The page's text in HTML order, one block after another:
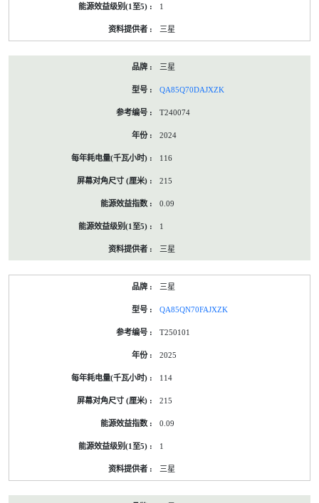
1
三星
三星
QA85Q70DAJXZK
T240074
2024
116
215
0.09
1
三星
三星
QA85QN70FAJXZK
T250101
2025
114
215
0.09
1
三星